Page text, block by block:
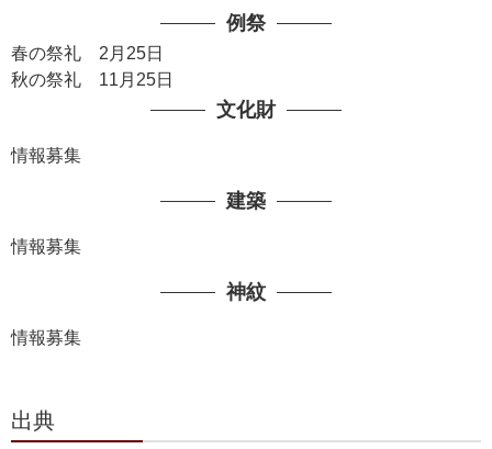
例祭
春の祭礼 2月25日
秋の祭礼 11月25日
文化財
情報募集
建築
情報募集
神紋
情報募集
出典